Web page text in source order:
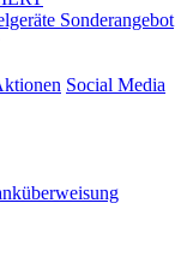
Sonderangebot
Social Media